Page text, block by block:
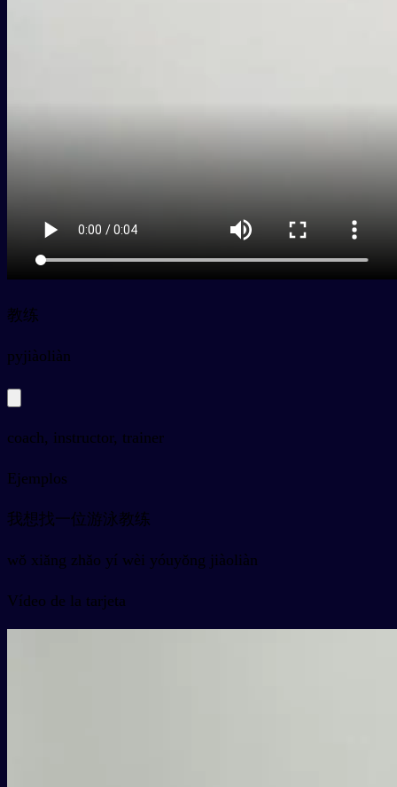
教练
pyjiàoliàn
coach, instructor, trainer
Ejemplos
我想找一位游泳教练
wǒ xiǎng zhǎo yí wèi yóuyǒng jiàoliàn
Vídeo de la tarjeta